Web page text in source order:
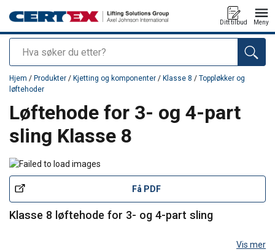
Søk
Ditt tilbud Meny
Produkt lagt i din handlekurv
Hjem / Produkter / Kjetting og komponenter / Klasse 8 / Toppløkker og
løftehoder
Løftehode for 3- og 4-part
sling Klasse 8
Få PDF
Klasse 8 løftehode for 3- og 4-part sling
Vis mer